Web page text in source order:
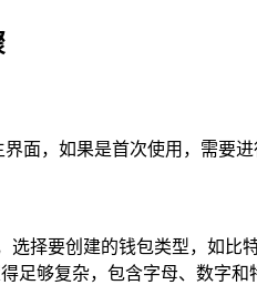
面，如果是首次使用，需要进
选择要创建的钱包类型，如比
足够复杂，包含字母、数字和